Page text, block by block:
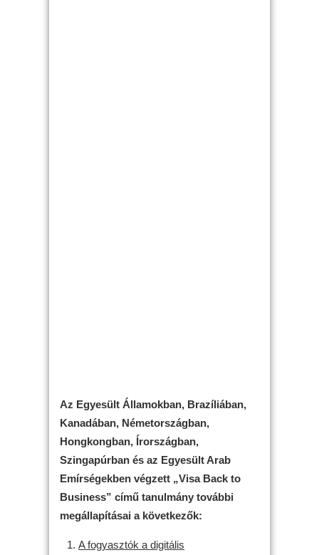
Az Egyesült Államokban, Brazíliában,
Kanadában, Németországban,
Hongkongban, Írországban,
Szingapúrban és az Egyesült Arab
Emírségekben végzett „Visa Back to
Business” című tanulmány további
megállapításai a következők:
A fogyasztók a digitális